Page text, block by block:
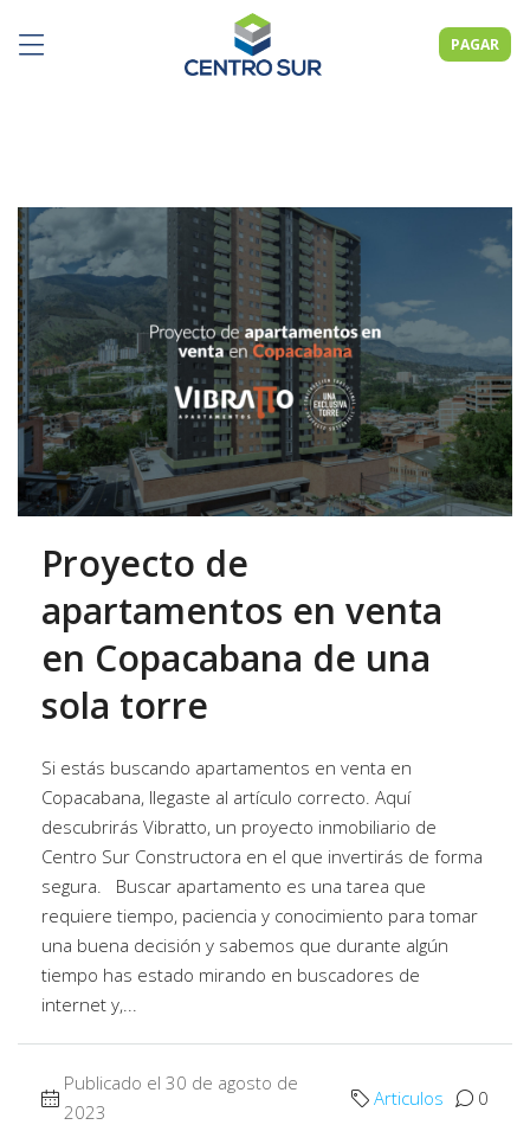
PAGAR
Proyecto de
apartamentos en venta
en Copacabana de una
sola torre
Si estás buscando apartamentos en venta en
Copacabana, llegaste al artículo correcto. Aquí
descubrirás Vibratto, un proyecto inmobiliario de
Centro Sur Constructora en el que invertirás de forma
segura. Buscar apartamento es una tarea que
requiere tiempo, paciencia y conocimiento para tomar
una buena decisión y sabemos que durante algún
tiempo has estado mirando en buscadores de
internet y,...
Publicado el 30 de agosto de
2023
Articulos 0